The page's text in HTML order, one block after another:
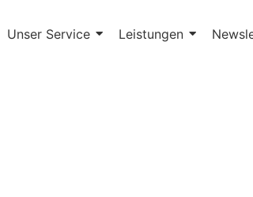
Unser Service Leistungen